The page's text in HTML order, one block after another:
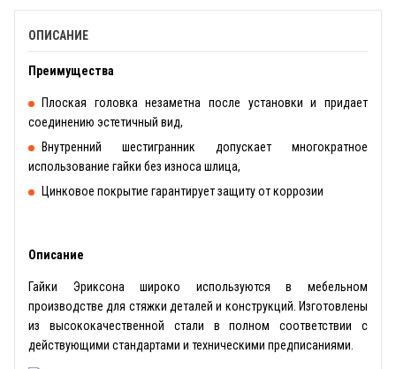
ОПИСАНИЕ
Преимущества
Плоская головка незаметна после установки и придает
соединению эстетичный вид,
Внутренний шестигранник допускает многократное
использование гайки без износа шлица,
Цинковое покрытие гарантирует защиту от коррозии
Описание
Гайки Эриксона широко используются в мебельном
производстве для стяжки деталей и конструкций. Изготовлены
из высококачественной стали в полном соответствии с
действующими стандартами и техническими предписаниями.